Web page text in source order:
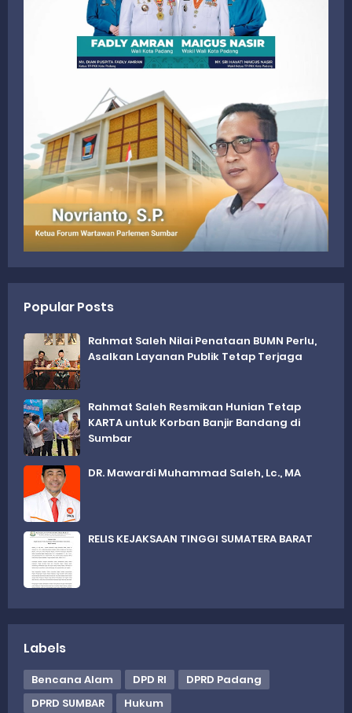
Popular Posts
Rahmat Saleh Nilai Penataan BUMN Perlu,
Asalkan Layanan Publik Tetap Terjaga
Rahmat Saleh Resmikan Hunian Tetap
KARTA untuk Korban Banjir Bandang di
Sumbar
DR. Mawardi Muhammad Saleh, Lc., MA
RELIS KEJAKSAAN TINGGI SUMATERA BARAT
Labels
Bencana Alam DPD RI
DPRD Padang
DPRD SUMBAR
Hukum